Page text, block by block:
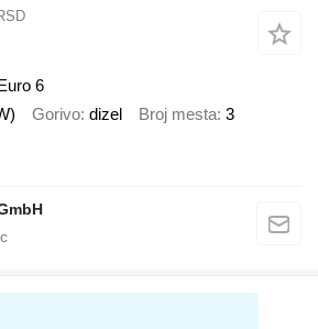
6
Gorivo dizel Broj mesta 3